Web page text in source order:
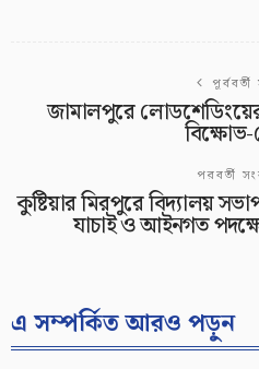
জামালপুরে লোডশেডিংয়ের
পরবর্তী
কুষ্টিয়ার মিরপুরে বিদ্যালয়
যাচাই ও আইনগত
এ সম্পর্কিত আরও পড়ুন